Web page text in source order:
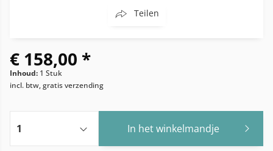
Teilen
€ 158,00 *
Inhoud: 1 Stuk
incl. btw, gratis verzending
In het winkelmandje